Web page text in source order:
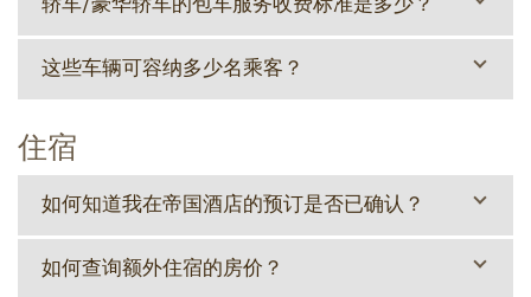
这些车辆可容纳多少名乘客？
住宿
如何知道我在帝国酒店的预订是否已确认？
如何查询额外住宿的房价？